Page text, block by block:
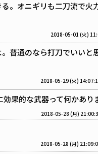
。オニギリも二刀流で火
2018-05-01 (火)
普通のなら打刀でいいと
2018-05-29 (火)
果的な武器って何かあり
2018-05-28 (月)
2018-05-28 (月)